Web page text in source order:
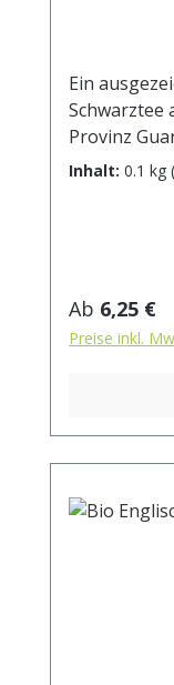
Ein
Schwarztee
Provinz
mit den
5 min /
Inhalt: 0.1 kg
Regulärer
Ab 6,25 €
Preise inkl.